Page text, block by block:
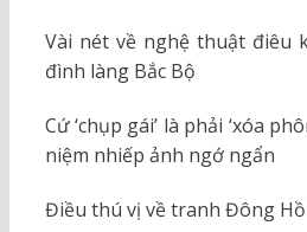
Vài nét về nghệ thuật điêu
đình làng Bắc Bộ
Cứ ‘chụp gái’ là phải ‘xóa
niệm nhiếp ảnh ngớ ngẩn
Điều thú vị về tranh Đông